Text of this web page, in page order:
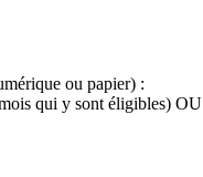
ou papier) :
qui y sont éligibles) OU